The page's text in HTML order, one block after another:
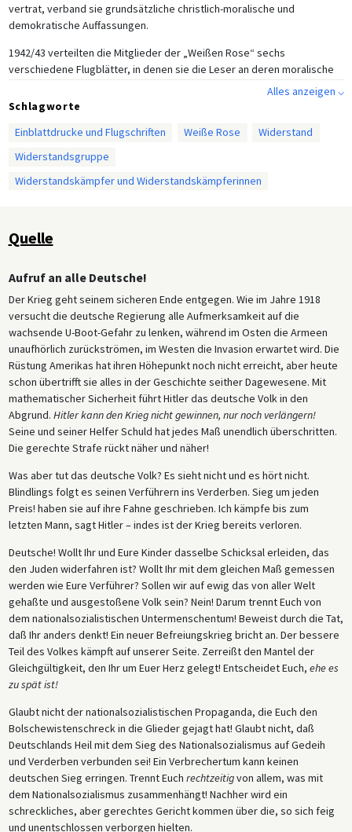
vertrat, verband sie grundsätzliche christlich-moralische und
demokratische Auffassungen.
1942/43 verteilten die Mitglieder der „Weißen Rose“ sechs
verschiedene Flugblätter, in denen sie die Leser an deren moralische
Verpflichtungen erinnerten, zum Widerstand gegen die NS-Diktatur
aufriefen und das Ende des Krieges forderten. Während die ersten vier
Akademikern verteilt wurden, fand das nachfolgende fünfte Blatt (s.
unten) in tausendfacher Auflage seinen Weg in mehrere Städte
adressiert an alle Deutsche, mahnte es, dass Mitschuld an NS-
1943 wurde Sophie Scholl vom Hausmeister der Ludwig-Maximilians-
sowie Christoph Probst. Alle drei wurden am 22. Februar vom
Volksgerichtshof zum Tode verurteilt und am gleichen Tag durch das
Fallbeil hingerichtet. Schmorell wurde am 24. Februar 1943 verhaftet
und am 19. April zum Tode verurteilt. Zusammen mit Huber wurde er am
13. Juli des Jahres hingerichtet. Graf wurde am 12. Oktober 1943
hingerichtet.
Alles anzeigen ⌵
Schlagworte
Einblattdrucke und Flugschriften
Weiße Rose
Widerstand
Widerstandsgruppe
Widerstandskämpfer und Widerstandskämpferinnen
Quelle
Aufruf an alle Deutsche!
Der Krieg geht seinem sicheren Ende entgegen. Wie im Jahre 1918
versucht die deutsche Regierung alle Aufmerksamkeit auf die
wachsende U-Boot-Gefahr zu lenken, während im Osten die Armeen
unaufhörlich zurückströmen, im Westen die Invasion erwartet wird. Die
Rüstung Amerikas hat ihren Höhepunkt noch nicht erreicht, aber heute
schon übertrifft sie alles in der Geschichte seither Dagewesene. Mit
mathematischer Sicherheit führt Hitler das deutsche Volk in den
Abgrund. Hitler kann den Krieg nicht gewinnen, nur noch verlängern!
Seine und seiner Helfer Schuld hat jedes Maß unendlich überschritten.
Die gerechte Strafe rückt näher und näher!
Was aber tut das deutsche Volk? Es sieht nicht und es hört nicht.
Blindlings folgt es seinen Verführern ins Verderben. Sieg um jeden
Preis! haben sie auf ihre Fahne geschrieben. Ich kämpfe bis zum
letzten Mann, sagt Hitler – indes ist der Krieg bereits verloren.
Deutsche! Wollt Ihr und Eure Kinder dasselbe Schicksal erleiden, das
den Juden widerfahren ist? Wollt Ihr mit dem gleichen Maß gemessen
werden wie Eure Verführer? Sollen wir auf ewig das von aller Welt
gehaßte und ausgestoßene Volk sein? Nein! Darum trennt Euch von
dem nationalsozialistischen Untermenschentum! Beweist durch die Tat,
daß Ihr anders denkt! Ein neuer Befreiungskrieg bricht an. Der bessere
Teil des Volkes kämpft auf unserer Seite. Zerreißt den Mantel der
Gleichgültigkeit, den Ihr um Euer Herz gelegt! Entscheidet Euch, ehe es
zu spät ist!
Glaubt nicht der nationalsozialistischen Propaganda, die Euch den
Bolschewistenschreck in die Glieder gejagt hat! Glaubt nicht, daß
Deutschlands Heil mit dem Sieg des Nationalsozialismus auf Gedeih
und Verderben verbunden sei! Ein Verbrechertum kann keinen
deutschen Sieg erringen. Trennt Euch rechtzeitigvon allem, was mit
dem Nationalsozialismus zusammenhängt! Nachher wird ein
schreckliches, aber gerechtes Gericht kommen über die, so sich feig
und unentschlossen verborgen hielten.